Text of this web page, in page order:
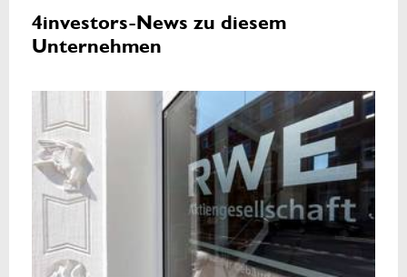
4investors-News zu diesem
Unternehmen